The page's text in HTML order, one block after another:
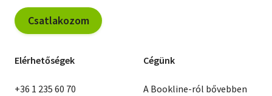
Csatlakozom
Elérhetőségek
+36 1 235 60 70
Cégünk
A Bookline-ról bővebben